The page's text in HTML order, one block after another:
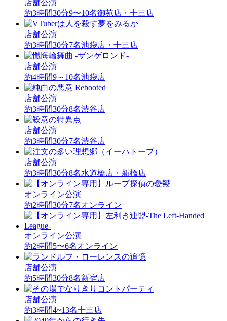
店舗公演
約3時間30分9〜10名御苑店・十三店
店舗公演
約3時間30分7名池袋店・十三店
店舗公演
約4時間9～10名池袋店
店舗公演
約3時間30分8名渋谷店
店舗公演
約3時間30分7名渋谷店
店舗公演
約3時間30分8名水道橋店・新橋店
オンライン公演
約2時間30分7名オンライン
オンライン公演
約2時間5〜6名オンライン
店舗公演
約5時間30分8名新宿店
店舗公演
約3時間4~13名十三店